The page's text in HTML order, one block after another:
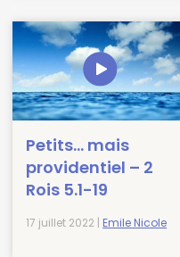
Petits… mais
providentiel – 2
Rois 5.1-19
17 juillet 2022 | Emile Nicole